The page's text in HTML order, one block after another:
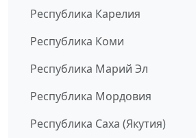
Республика Карелия
Республика Коми
Республика Марий Эл
Республика Мордовия
Республика Саха (Якутия)